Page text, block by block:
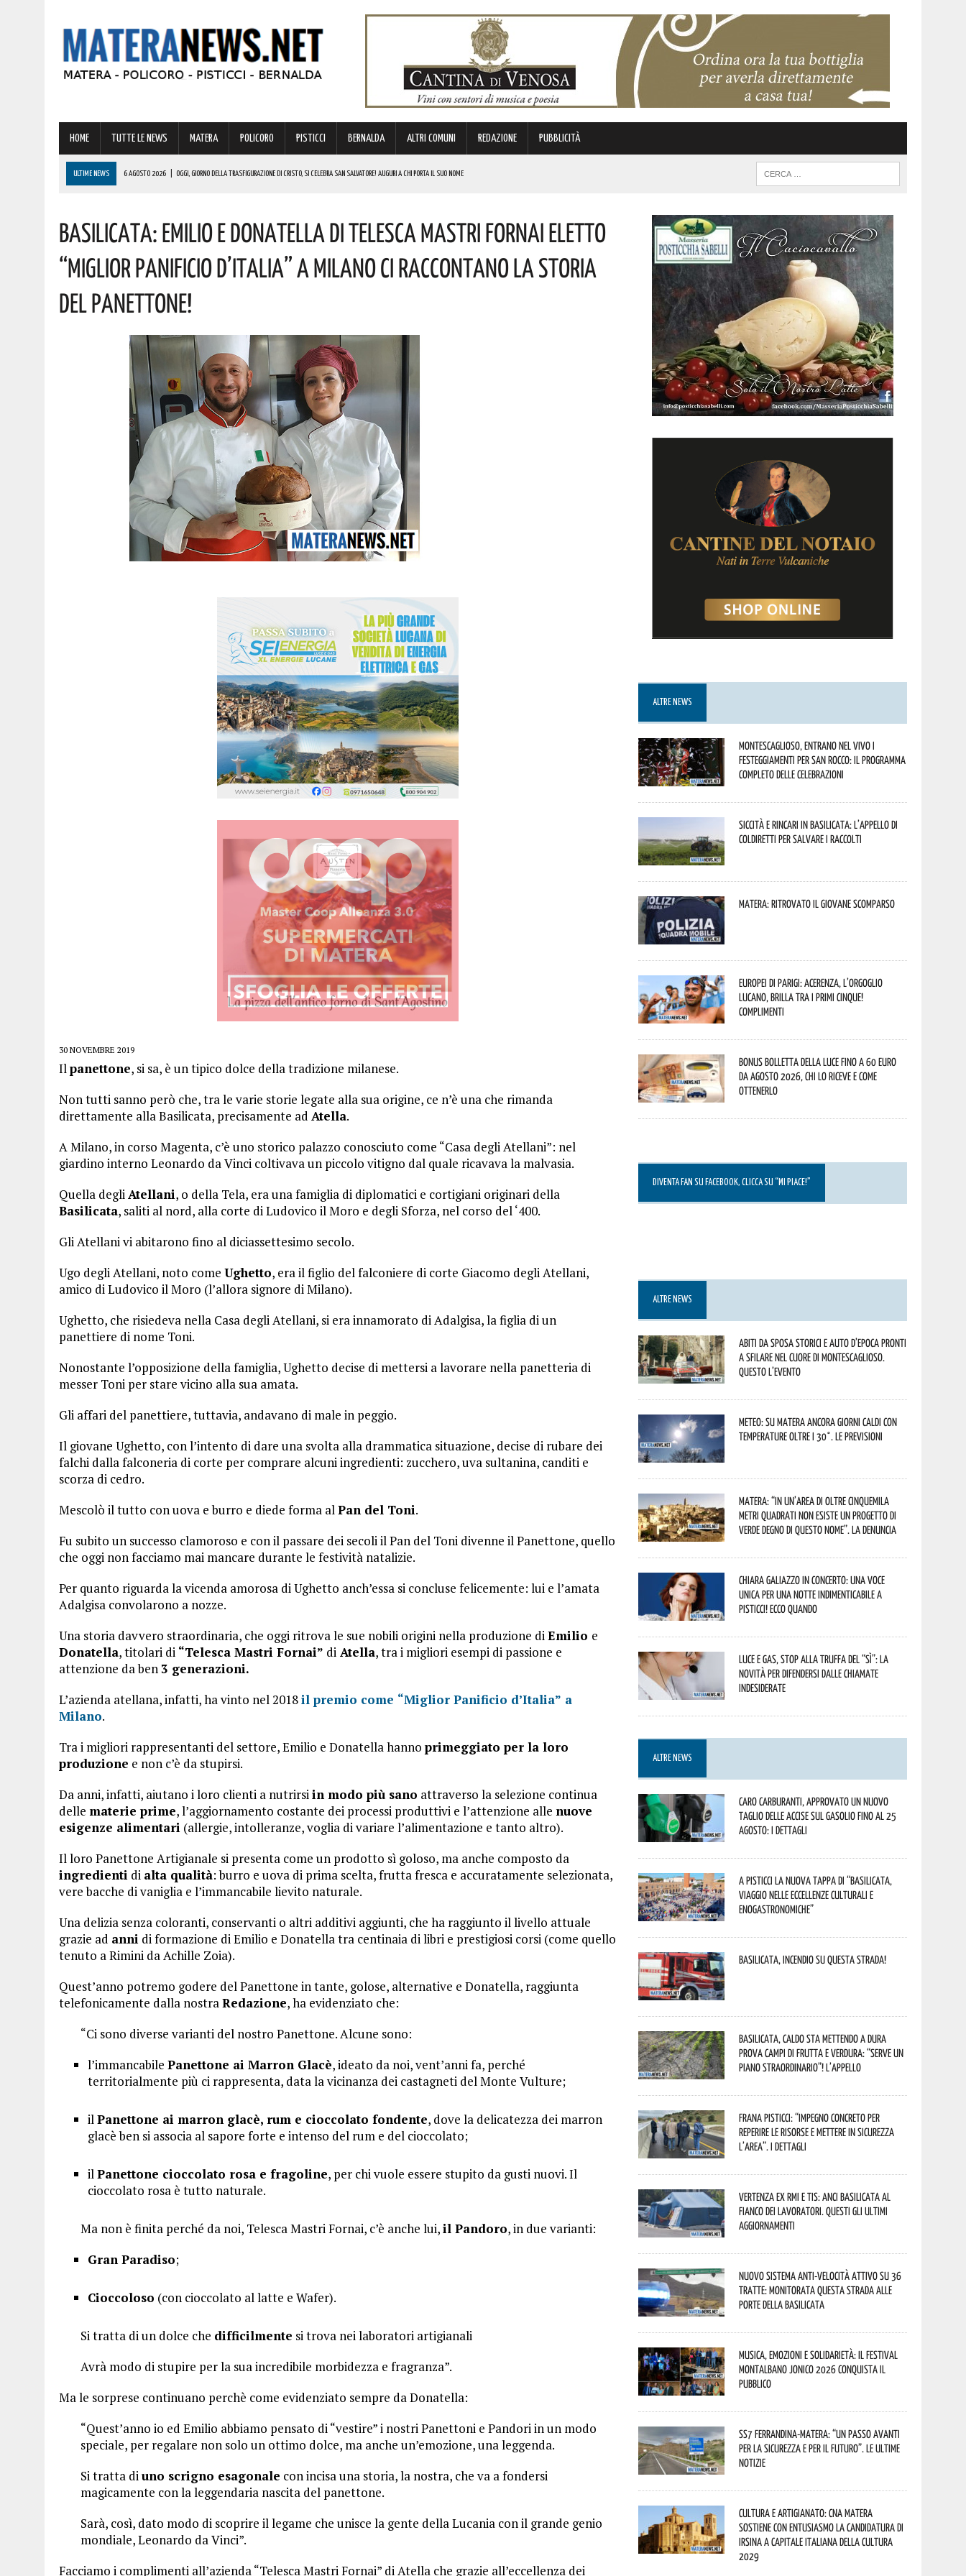
HOME TUTTE LE NEWS MATERA POLICORO PISTICCI BERNALDA ALTRI COMUNI REDAZIONE PUBBLICITÀ
ULTIME NEWS 6 AGOSTO 2026 OGGI, GIORNO DELLA TRASFIGURAZIONE DI CRISTO, SI CELEBRA SAN SALVATORE! AUGURI A CHI PORTA IL SUO NOME
I DETTAGLI
5 AGOSTO 2026 A METAPONTO SOCCORSA UNA PERSONA IN SPIAGGIA. ECCO COSA È SUCCESSO
6 AGOSTO 2026 “RADICI IN CIRCOLO”: A ROTONDELLA I GIOVANI LUCANI PROGETTANO IL DOMANI. I DETTAGLI
Basilicata: Emilio E Donatella Di Telesca Mastri Fornai Eletto
“Miglior Panificio D’Italia” A Milano Ci Raccontano La Storia
Del Panettone!
30 NOVEMBRE 2019
Ilpanettone, si sa, è un tipico dolce della tradizione milanese.
Non tutti sanno però che, tra le varie storie legate alla sua origine, ce n’è una che rimanda
direttamente alla Basilicata, precisamente ad Atella.
A Milano, in corso Magenta, c’è uno storico palazzo conosciuto come “Casa degli Atellani”: nel
giardino interno Leonardo da Vinci coltivava un piccolo vitigno dal quale ricavava la malvasia.
Quella degliAtellani, o della Tela, era una famiglia di diplomatici e cortigiani originari della
Basilicata, saliti al nord, alla corte di Ludovico il Moro e degli Sforza, nel corso del ‘400.
Gli Atellani vi abitarono fino al diciassettesimo secolo.
Ugo degli Atellani, noto come Ughetto, era il figlio del falconiere di corte Giacomo degli Atellani,
amico di Ludovico il Moro (l’allora signore di Milano).
Ughetto, che risiedeva nella Casa degli Atellani, si era innamorato di Adalgisa, la figlia di un
panettiere di nome Toni.
Nonostante l’opposizione della famiglia, Ughetto decise di mettersi a lavorare nella panetteria di
messer Toni per stare vicino alla sua amata.
Gli affari del panettiere, tuttavia, andavano di male in peggio.
Il giovane Ughetto, con l’intento di dare una svolta alla drammatica situazione, decise di rubare dei
falchi dalla falconeria di corte per comprare alcuni ingredienti: zucchero, uva sultanina, canditi e
scorza di cedro.
Mescolò il tutto con uova e burro e diede forma alPan del Toni.
Fu subito un successo clamoroso e con il passare dei secoli il Pan del Toni divenne il Panettone, quello
che oggi non facciamo mai mancare durante le festività natalizie.
Per quanto riguarda la vicenda amorosa di Ughetto anch’essa si concluse felicemente: lui e l’amata
Adalgisa convolarono a nozze.
Una storia davvero straordinaria, che oggi ritrova le sue nobili origini nella produzione diEmilio e
Donatella, titolari di “Telesca Mastri Fornai” di Atella, tra i migliori esempi di passione e
attenzione da ben3 generazioni.
L’azienda atellana, infatti, ha vinto nel 2018il premio come “Miglior Panificio d’Italia” a
Milano.
Tra i migliori rappresentanti del settore, Emilio e Donatella hanno primeggiato per la loro
produzione e non c’è da stupirsi.
Da anni, infatti, aiutano i loro clienti a nutrirsiin modo più sano attraverso la selezione continua
delle materie prime, l’aggiornamento costante dei processi produttivi e l’attenzione alle nuove
esigenze alimentari (allergie, intolleranze, voglia di variare l’alimentazione e tanto altro).
Il loro Panettone Artigianale si presenta come un prodotto sì goloso, ma anche composto da
ingredienti di alta qualità: burro e uova di prima scelta, frutta fresca e accuratamente selezionata,
vere bacche di vaniglia e l’immancabile lievito naturale.
Una delizia senza coloranti, conservanti o altri additivi aggiunti, che ha raggiunto il livello attuale
grazie ad anni di formazione di Emilio e Donatella tra centinaia di libri e prestigiosi corsi (come quello
tenuto a Rimini da Achille Zoia).
Quest’anno potremo godere del Panettone in tante, golose, alternative e Donatella, raggiunta
telefonicamente dalla nostraRedazione, ha evidenziato che:
“Ci sono diverse varianti del nostro Panettone. Alcune sono:
l’immancabile Panettone ai Marron Glacè, ideato da noi, vent’anni fa, perché
territorialmente più ci rappresenta, data la vicinanza dei castagneti del Monte Vulture;
ilPanettone ai marron glacè, rum e cioccolato fondente, dove la delicatezza dei marron
glacè ben si associa al sapore forte e intenso del rum e del cioccolato;
ilPanettone cioccolato rosa e fragoline, per chi vuole essere stupito da gusti nuovi. Il
cioccolato rosa è tutto naturale.
Ma non è finita perché da noi, Telesca Mastri Fornai, c’è anche lui,il Pandoro, in due varianti:
Gran Paradiso;
Cioccoloso (con cioccolato al latte e Wafer).
Si tratta di un dolce che difficilmente si trova nei laboratori artigianali
Avrà modo di stupire per la sua incredibile morbidezza e fragranza”.
Ma le sorprese continuano perchè come evidenziato sempre da Donatella:
“Quest’anno io ed Emilio abbiamo pensato di “vestire” i nostri Panettoni e Pandori in un modo
speciale, per regalare non solo un ottimo dolce, ma anche un’emozione, una leggenda.
Si tratta diuno scrigno esagonale con incisa una storia, la nostra, che va a fondersi
magicamente con la leggendaria nascita del panettone.
Sarà, così, dato modo di scoprire il legame che unisce la gente della Lucania con il grande genio
mondiale, Leonardo da Vinci”.
Facciamo i complimenti all’azienda “Telesca Mastri Fornai” di Atella che grazie all’eccellenza dei
ALTRE NEWS
Montescaglioso, entrano nel vivo i
festeggiamenti per San Rocco: il programma
completo delle celebrazioni
Siccità e rincari in Basilicata: l’appello di
Coldiretti per salvare i raccolti
Matera: ritrovato il giovane scomparso
Europei di Parigi: Acerenza, l’orgoglio
lucano, brilla tra i primi cinque!
Complimenti
Bonus bolletta della luce fino a 60 euro
da agosto 2026, chi lo riceve e come
ottenerlo
DIVENTA FAN SU FACEBOOK, CLICCA SU “MI PIACE!”
ALTRE NEWS
Abiti da sposa storici e auto d’epoca pronti
a sfilare nel cuore di Montescaglioso.
Questo l’evento
Meteo: su Matera ancora giorni caldi con
temperature oltre i 30°. Le previsioni
Matera: “In un’area di oltre cinquemila
metri quadrati non esiste un progetto di
verde degno di questo nome”. La denuncia
Chiara Galiazzo in concerto: una voce
unica per una notte indimenticabile a
Pisticci! Ecco quando
Luce e gas, stop alla truffa del “Sì”: la
novità per difendersi dalle chiamate
indesiderate
ALTRE NEWS
Caro carburanti, approvato un nuovo
taglio delle accise sul gasolio fino al 25
agosto: i dettagli
A Pisticci la nuova tappa di “Basilicata,
viaggio nelle eccellenze culturali e
enogastronomiche”
Basilicata, incendio su questa strada!
Basilicata, caldo sta mettendo a dura
prova campi di frutta e verdura: “Serve un
piano straordinario”! L’appello
Frana Pisticci: “Impegno concreto per
reperire le risorse e mettere in sicurezza
l’area”. I dettagli
Vertenza ex RMI e TIS: ANCI Basilicata al
fianco dei lavoratori. Questi gli ultimi
aggiornamenti
Nuovo sistema anti-velocità attivo su 36
tratte: monitorata questa strada alle
porte della Basilicata
Musica, emozioni e solidarietà: il Festival
Montalbano Jonico 2026 conquista il
pubblico
SS7 Ferrandina-Matera: “Un passo avanti
per la sicurezza e per il futuro”. Le ultime
notizie
Cultura e Artigianato: CNA Matera
sostiene con entusiasmo la candidatura di
Irsina a Capitale Italiana della Cultura
2029